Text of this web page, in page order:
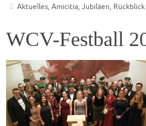
Aktuelles, Amicitia, Jubiläen, Rückblick
WCV-Festball